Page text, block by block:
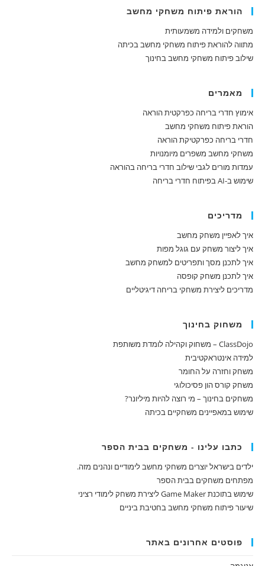
הוראת פיתוח משחקי מחשב
משחקים ולמידה משמעותית
מתווה להוראת פיתוח משחקי מחשב בכיתה
שילוב פיתוח משחקי מחשב בחינוך
מאמרים
אימוץ חדרי בריחה כפרקטית הוראה
הוראת פיתוח משחקי מחשב
חדרי בריחה כפרקטיקת הוראה
משחקי מחשב משפרים מיומנויות
עמדות מורים לגבי שילוב חדרי בריחה בהוראה
שימוש ב-AI בפיתוח חדרי בריחה
מדריכים
איך לאפיין משחק מחשב
איך ליצור משחק עם גוגל מפות
איך לתכנן מסך ותפריטים למשחק מחשב
איך לתכנן משחק קופסה
מדריכים ליצירת משחקי בריחה דיגיטליים
משחוק בחינוך
ClassDojo – משחוק וקהילה לומדת משותפת
למידה אינטראקטיבית
משחק וחזרה על החומר
משחק קורס הון פסיכולוגי
משחקים בחינוך – מי רוצה להיות מיליונר?
שימוש במאפיינים משחקיים בכיתה
כתבו עלינו - משחקים בבית הספר
ילדים בישראל יוצרים משחקי מחשב לימודיים ונהנים מזה.
מפתחים משחקים בבית הספר
שימוש בתוכנת Game Maker ליצירת משחק לימודי רציני
שיעור פיתוח משחקי מחשב בחטיבת ביניים
פוסטים אחרונים באתר